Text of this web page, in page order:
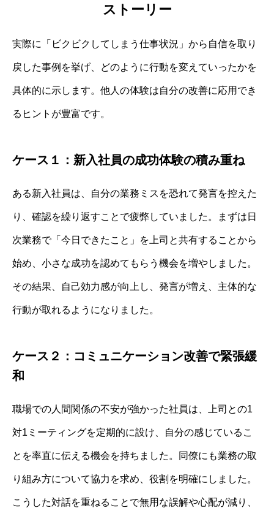
ストーリー
実際に「ビクビクしてしまう仕事状況」から自信を取り
戻した事例を挙げ、どのように行動を変えていったかを
具体的に示します。他人の体験は自分の改善に応用でき
るヒントが豊富です。
ケース１：新入社員の成功体験の積み重ね
ある新入社員は、自分の業務ミスを恐れて発言を控えた
り、確認を繰り返すことで疲弊していました。まずは日
次業務で「今日できたこと」を上司と共有することから
始め、小さな成功を認めてもらう機会を増やしました。
その結果、自己効力感が向上し、発言が増え、主体的な
行動が取れるようになりました。
ケース２：コミュニケーション改善で緊張緩
和
職場での人間関係の不安が強かった社員は、上司との1
対1ミーティングを定期的に設け、自分の感じているこ
とを率直に伝える機会を持ちました。同僚にも業務の取
り組み方について協力を求め、役割を明確にしました。
こうした対話を重ねることで無用な誤解や心配が減り、